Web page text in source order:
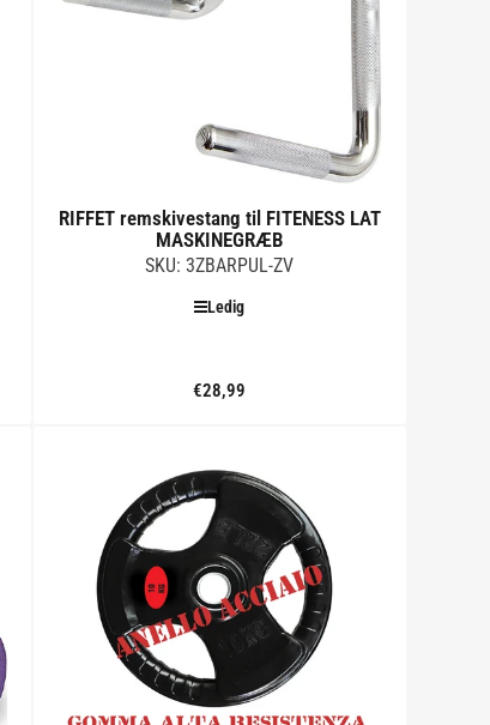
RIFFET remskivestang til FITENESS LAT
MASKINEGRÆB
SKU: 3ZBARPUL-ZV
Ledig
Standard
€28,99